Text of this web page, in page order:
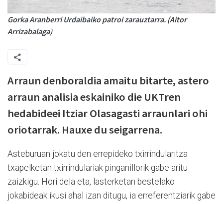
Gorka Aranberri Urdaibaiko patroi zarauztarra. (Aitor
Arrizabalaga)
Arraun denboraldia amaitu bitarte, astero
arraun analisia eskainiko die UKTren
hedabideei Itziar Olasagasti arraunlari ohi
oriotarrak. Hauxe du seigarrena.
Asteburuan jokatu den errepideko txirrindularitza
txapelketan txirrindulariak pinganillorik gabe aritu
zaizkigu. Hori dela eta, lasterketan bestelako
jokabideak ikusi ahal izan ditugu, ia erreferentziarik gabe